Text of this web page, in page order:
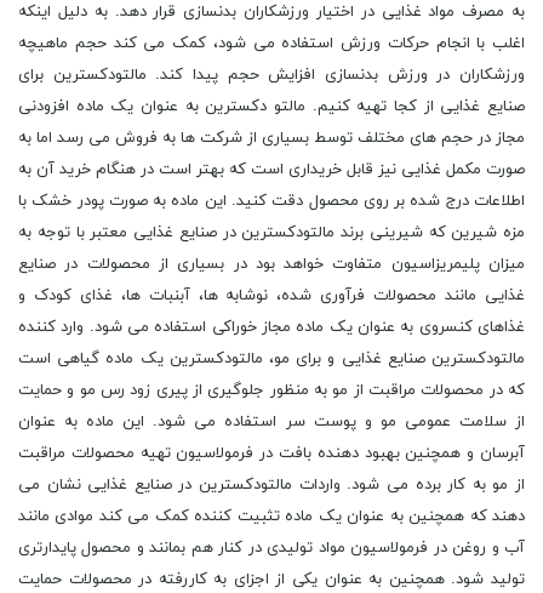
به مصرف مواد غذایی در اختیار ورزشکاران بدنسازی قرار دهد. به دلیل اینکه
اغلب با انجام حرکات ورزش استفاده می شود، کمک می کند حجم ماهیچه
ورزشکاران در ورزش بدنسازی افزایش حجم پیدا کند. مالتودکسترین برای
صنایع غذایی از کجا تهیه کنیم. مالتو دکسترین به عنوان یک ماده افزودنی
مجاز در حجم های مختلف توسط بسیاری از شرکت ها به فروش می رسد اما به
صورت مکمل غذایی نیز قابل خریداری است که بهتر است در هنگام خرید آن به
اطلاعات درج شده بر روی محصول دقت کنید. این ماده به صورت پودر خشک با
مزه شیرین که شیرینی برند مالتودکسترین در صنایع غذایی معتبر با توجه به
میزان پلیمریزاسیون متفاوت خواهد بود در بسیاری از محصولات در صنایع
غذایی مانند محصولات فرآوری شده، نوشابه ها، آبنبات ها، غذای کودک و
غذاهای کنسروی به عنوان یک ماده مجاز خوراکی استفاده می شود. وارد کننده
مالتودکسترین صنایع غذایی و برای مو، مالتودکسترین یک ماده گیاهی است
که در محصولات مراقبت از مو به منظور جلوگیری از پیری زود رس مو و حمایت
از سلامت عمومی مو و پوست سر استفاده می شود. این ماده به عنوان
آبرسان و همچنین بهبود دهنده بافت در فرمولاسیون تهیه محصولات مراقبت
از مو به کار برده می شود. واردات مالتودکسترین در صنایع غذایی نشان می
دهند که همچنین به عنوان یک ماده تثبیت کننده کمک می کند موادی مانند
آب و روغن در فرمولاسیون مواد تولیدی در کنار هم بمانند و محصول پایدارتری
تولید شود. همچنین به عنوان یکی از اجزای به کاررفته در محصولات حمایت